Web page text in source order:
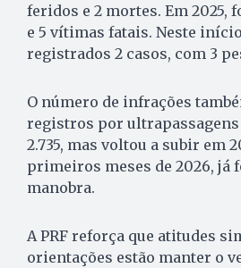
feridos e 2 mortes. Em 2025,
e 5 vítimas fatais. Neste
registrados 2 casos, com 3
O número de infrações
registros por ultrapassagens
2.735, mas voltou a subir em
primeiros meses de 2026, já
manobra.
A PRF reforça que atitudes
orientações estão manter o